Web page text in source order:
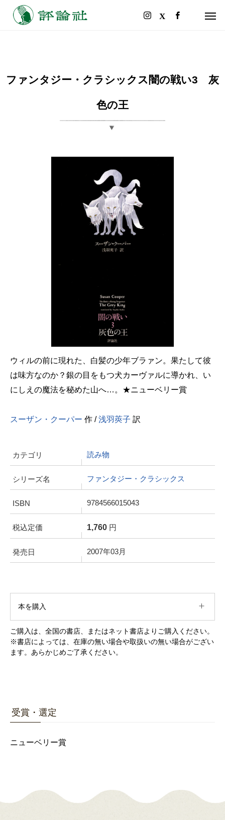
ファンタジー・クラシックス闇の戦い3 灰
色の王
ウィルの前に現れた、白髪の少年ブラァン。果たして彼
は味方なのか？銀の目をもつ犬カーヴァルに導かれ、い
にしえの魔法を秘めた山へ…。★ニューベリー賞
スーザン・クーパー 作 /浅羽莢子 訳
カテゴリ 読み物
シリーズ名 ファンタジー・クラシックス
ISBN 9784566015043
税込定価 1,760円
発売日 2007年03月
本を購入
ご購入は、全国の書店、またはネット書店よりご購入ください。
※書店によっては、在庫の無い場合や取扱いの無い場合がござい
ます。あらかじめご了承ください。
受賞・選定
ニューベリー賞